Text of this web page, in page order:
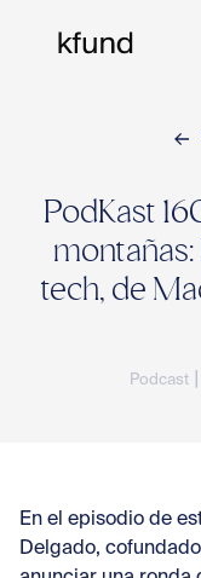
PodKast
tech, de
Podcast
En el episodio de
Delgado,